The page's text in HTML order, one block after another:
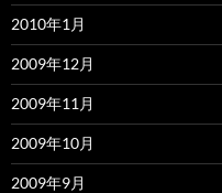
2010年1月
2009年12月
2009年11月
2009年10月
2009年9月